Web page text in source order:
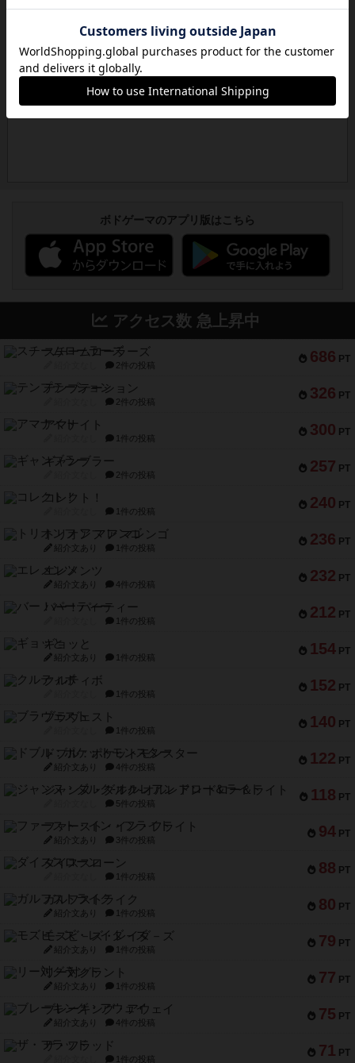
ボドゲーマのアプリ版はこちら
アクセス数 急上昇中
686 PT
スチームローラーズ
2件の投稿
326 PT
テンプテーション
2件の投稿
300 PT
アマナイト
1件の投稿
257 PT
ギャンブラー
2件の投稿
240 PT
コレクト！
1件の投稿
236 PT
トリオンフ ア マレンゴ
紹介文あり 1件の投稿
232 PT
エレメンツ
紹介文あり 4件の投稿
212 PT
バー！パーティー
1件の投稿
154 PT
ギョッと
紹介文あり 1件の投稿
152 PT
クルティボ
1件の投稿
140 PT
ブラヴェスト
1件の投稿
122 PT
ドブル：ポケットモンスター
紹介文あり 4件の投稿
118 PT
ジャンヌ・ダルク-オルレアン ドロー＆ライト
5件の投稿
94 PT
ファースト・イン・フライト
紹介文あり 3件の投稿
88 PT
ダイススローン
1件の投稿
80 PT
ガルフストライク
紹介文あり 1件の投稿
79 PT
モズビ－ズ・レイダ－ズ
紹介文あり 1件の投稿
77 PT
リー対グラント
紹介文あり 1件の投稿
75 PT
ブレーキング・アウェイ
紹介文あり 4件の投稿
71 PT
ザ・フラッド
1件の投稿